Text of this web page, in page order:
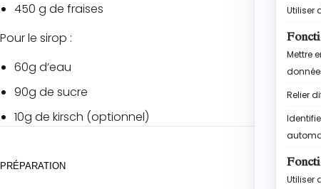
450 g de fraises
Pour le sirop :
60g d’eau
90g de sucre
10g de kirsch (optionnel)
PRÉPARATION